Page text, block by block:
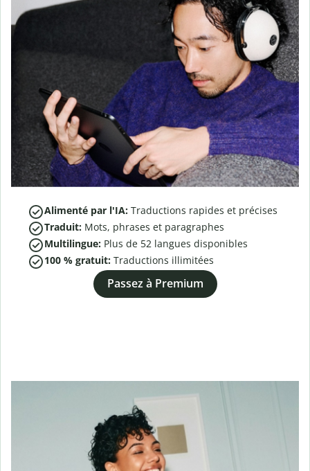
Alimenté par l'IA: Traductions rapides et précises
Traduit: Mots, phrases et paragraphes
Multilingue: Plus de 52 langues disponibles
100 % gratuit: Traductions illimitées
Passez à Premium